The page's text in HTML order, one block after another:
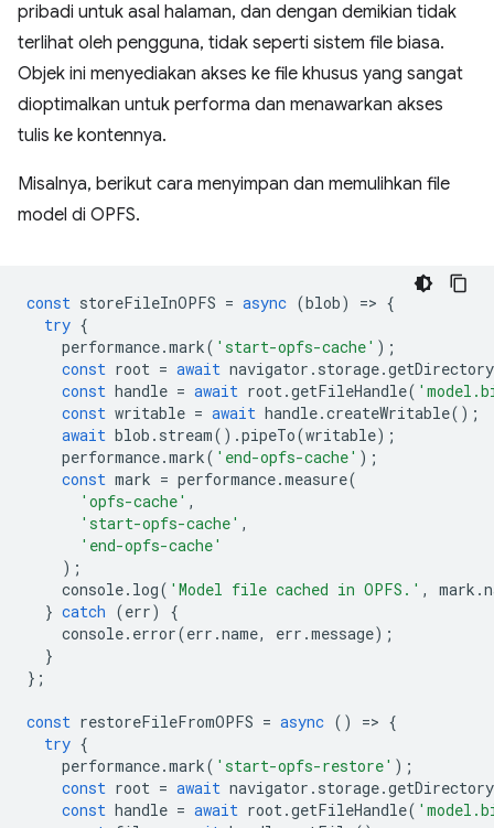
pribadi untuk asal halaman, dan dengan demikian tidak
terlihat oleh pengguna, tidak seperti sistem file biasa.
Objek ini menyediakan akses ke file khusus yang sangat
dioptimalkan untuk performa dan menawarkan akses
tulis ke kontennya.
Misalnya, berikut cara menyimpan dan memulihkan file
model di OPFS.
const storeFileInOPFS = async (blob) => {
try {
performance.mark( 'start-opfs-cache' );
const root = await navigator . storage.getDirectory
const handle = await root.getFileHandle(
const writable = await handle.createWritable();
await blob . stream().pipeTo(writable);
performance.mark( 'end-opfs-cache' );
const mark = performance.measure(
'opfs-cache' ,
'start-opfs-cache' ,
'end-opfs-cache'
);
console. log( 'Model file cached in OPFS.' , mark .
} catch (err)
{
console. error(err .name, err .message);
}
};
const restoreFileFromOPFS = async () => {
try {
performance.mark( 'start-opfs-restore' );
const root = await navigator . storage.getDirectory
const handle = await root.getFileHandle(